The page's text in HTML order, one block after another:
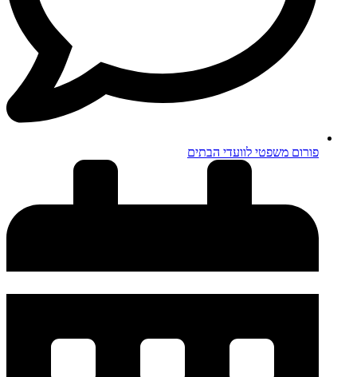
פורום משפטי לוועדי הבתים